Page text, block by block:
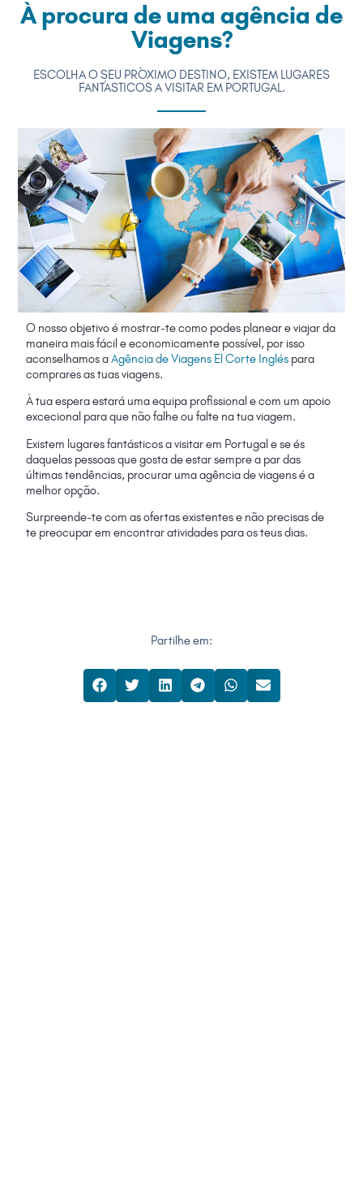
À procura de uma agência de
Viagens?
ESCOLHA O SEU PRÓXIMO DESTINO, EXISTEM LUGARES
FANTÁSTICOS A VISITAR EM PORTUGAL.
O nosso objetivo é mostrar-te como podes planear e viajar da
maneira mais fácil e economicamente possível, por isso
aconselhamos aAgência de Viagens El Corte Inglés para
comprares as tuas viagens.
À tua espera estará uma equipa profissional e com um apoio
excecional para que não falhe ou falte na tua viagem.
Existem lugares fantásticos a visitar em Portugal e se és
daquelas pessoas que gosta de estar sempre a par das
últimas tendências, procurar uma agência de viagens é a
melhor opção.
Surpreende-te com as ofertas existentes e não precisas de
te preocupar em encontrar atividades para os teus dias.
Partilhe em: